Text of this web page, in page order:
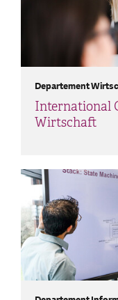
International
Wirtschaft
Departement